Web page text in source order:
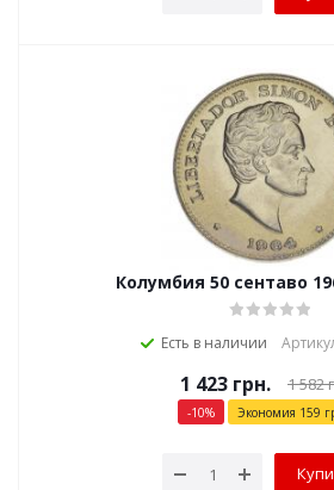
Колумбия 50 сентаво
Есть в наличии
1 423 грн. 1 582
-10% Экономия 159